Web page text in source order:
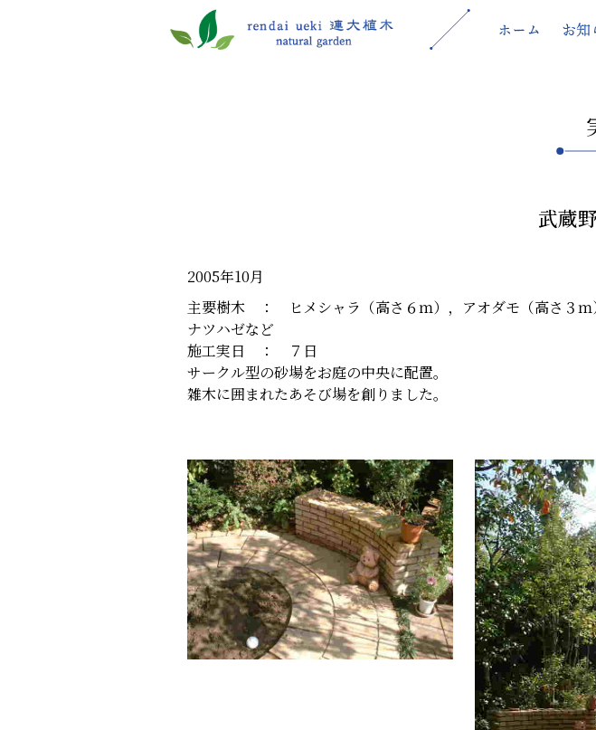
ホーム お知
武蔵
2005年10月
主要樹木 ： ヒメシャラ（高さ６ｍ），アオダモ（高さ３ｍ
ナツハゼなど
施工実日 ： ７日
サークル型の砂場をお庭の中央に配置。
雑木に囲まれたあそび場を創りました。